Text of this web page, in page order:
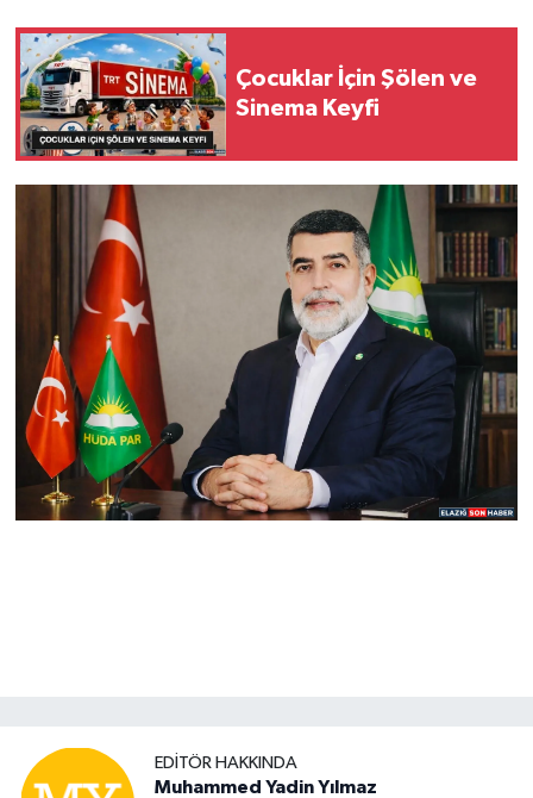
Çocuklar İçin Şölen ve
Sinema Keyfi
EDITÖR HAKKINDA
Muhammed Yadin Yılmaz